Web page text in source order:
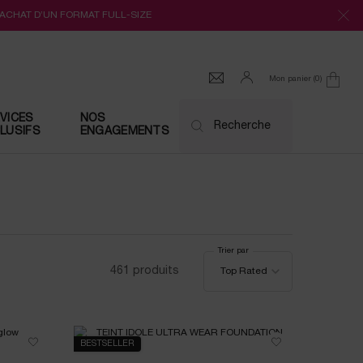
D’UN FORMAT FULL-SIZE
Mon panier 0
0 produit
NOS
ENGAGEMENTS
Recherche
461 produits
Top Rated
Trier par
BESTSELLER